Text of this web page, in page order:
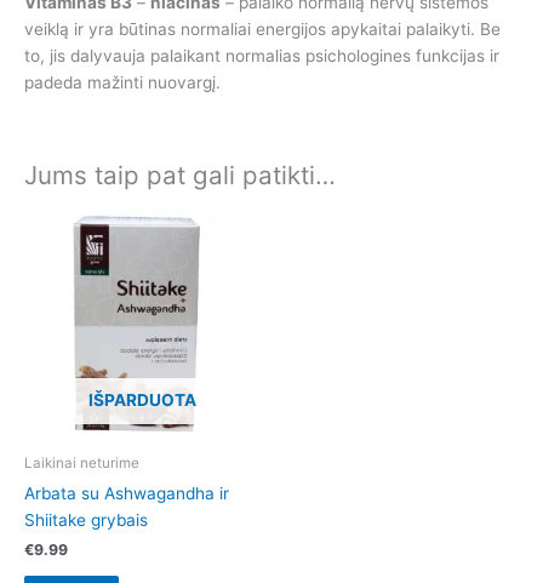
veiklą ir yra būtinas normaliai energijos apykaitai palaikyti. Be
to, jis dalyvauja palaikant normalias psichologines funkcijas ir
padeda mažinti nuovargį.
Jums taip pat gali patikti…
IŠPARDUOTA
Laikinai neturime
Arbata su Ashwagandha ir
Shiitake grybais
€9.99